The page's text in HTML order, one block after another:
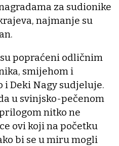
za sudionike
najmanje su
popraćeni odličnim
smijehom i
i Deki Nagy sudjeluje.
u svinjsko-pečenom
nitko ne
ovi koji na početku
bi se u miru mogli